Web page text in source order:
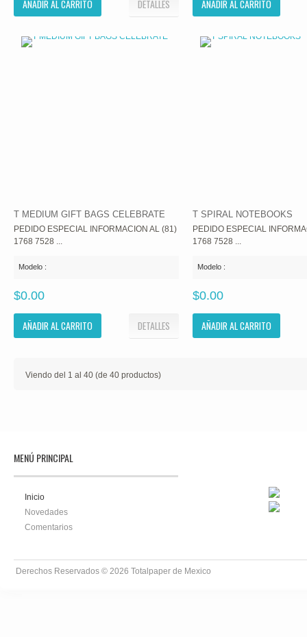
DETALLES
AÑADIR AL CARRITO AÑADIR AL CARRITO
T MEDIUM GIFT BAGS CELEBRATE
PEDIDO ESPECIAL INFORMACION AL (81)
1768 7528 ...
Modelo :
$0.00
DETALLES
AÑADIR AL CARRITO
T SPIRAL NOTEBOOKS
PEDIDO ESPECIAL
1768 7528 ...
Modelo :
$0.00
AÑADIR AL CARRITO
Viendo del 1 al 40 (de 40 productos)
MENÚ PRINCIPAL
Inicio
Novedades
Comentarios
Derechos Reservados © 2026 Totalpaper de Mexico